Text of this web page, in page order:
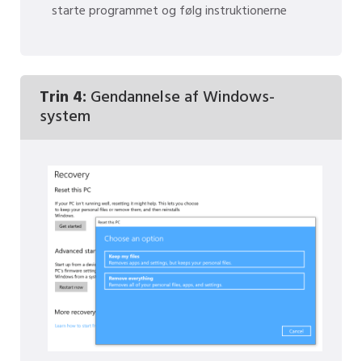
starte programmet og følg instruktionerne
Trin 4: Gendannelse af Windows-
system